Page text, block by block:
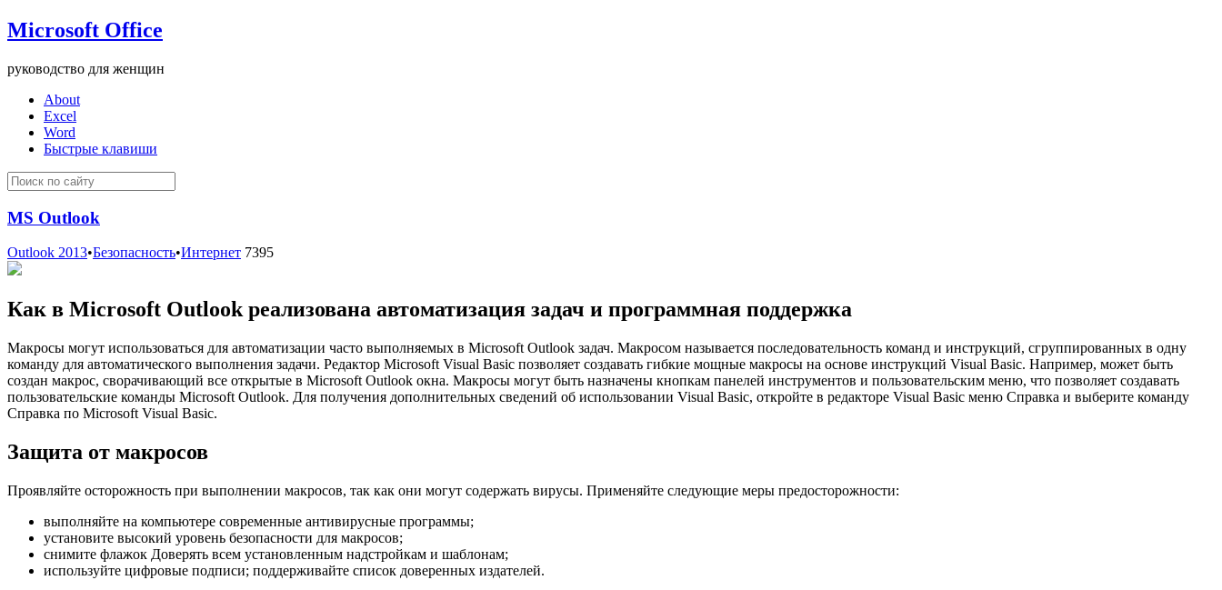
Microsoft Office
руководство для женщин
About
Excel
Word
Быстрые клавиши
MS Outlook
Outlook 2013•Безопасность•Интернет 7395
Как в Microsoft Outlook реализована автоматизация задач и программная поддержка
Макросы могут использоваться для автоматизации часто выполняемых в Microsoft Outlook задач. Макросом называется последовательность команд и инструкций, сгруппированных в одну
команду для автоматического выполнения задачи. Редактор Microsoft Visual Basic позволяет создавать гибкие мощные макросы на основе инструкций Visual Basic. Например, может быть
создан макрос, сворачивающий все открытые в Microsoft Outlook окна. Макросы могут быть назначены кнопкам панелей инструментов и пользовательским меню, что позволяет создавать
пользовательские команды Microsoft Outlook. Для получения дополнительных сведений об использовании Visual Basic, откройте в редакторе Visual Basic меню Справка и выберите команду
Справка по Microsoft Visual Basic.
Защита от макросов
Проявляйте осторожность при выполнении макросов, так как они могут содержать вирусы. Применяйте следующие меры предосторожности:
выполняйте на компьютере современные антивирусные программы;
установите высокий уровень безопасности для макросов;
снимите флажок Доверять всем установленным надстройкам и шаблонам;
используйте цифровые подписи; поддерживайте список доверенных издателей.